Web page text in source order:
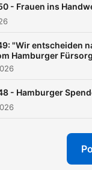
- Frauen ins
"Wir entscheiden
Hamburger
- Hamburger